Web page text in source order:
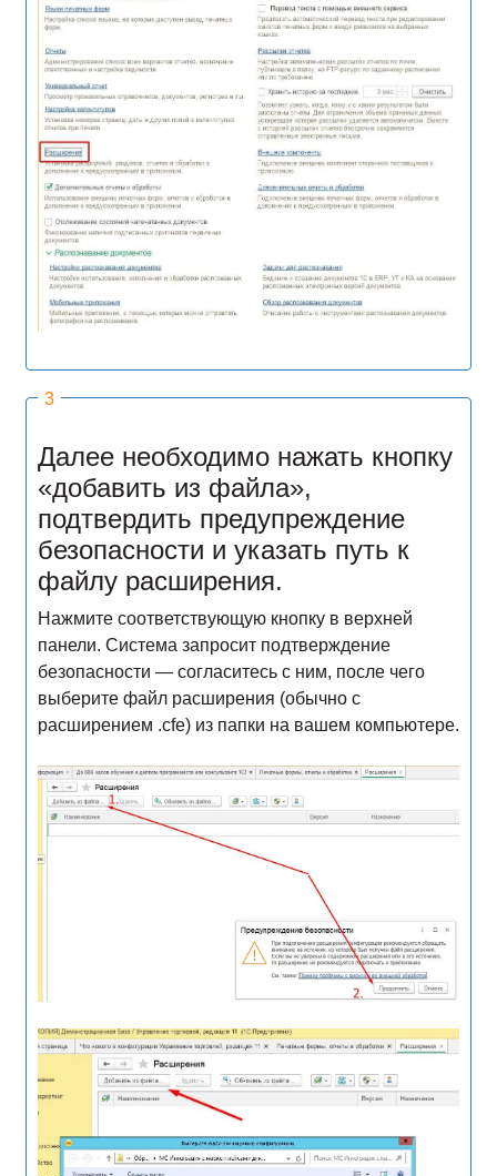
Далее необходимо нажать кнопку
«добавить из файла»,
подтвердить предупреждение
безопасности и указать путь к
файлу расширения.
Нажмите соответствующую кнопку в верхней
панели. Система запросит подтверждение
безопасности — согласитесь с ним, после чего
выберите файл расширения (обычно с
расширением .cfe) из папки на вашем компьютере.